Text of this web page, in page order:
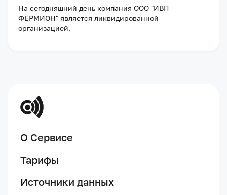
На сегодняшний день компания ООО "ИВП
ФЕРМИОН" является ликвидированной
организацией.
О Сервисе
Тарифы
Источники данных